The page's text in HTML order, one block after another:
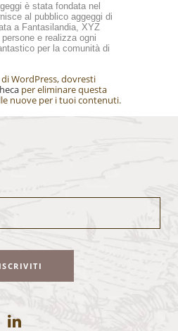
è stata fondata nel
al pubblico aggeggi di
a Fantasilandia, XYZ
e realizza ogni
per la comunità di
WordPress, dovresti
per eliminare questa
nuove per i tuoi contenuti.